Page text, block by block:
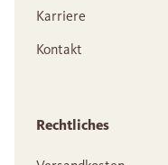
Karriere
Kontakt
Rechtliches